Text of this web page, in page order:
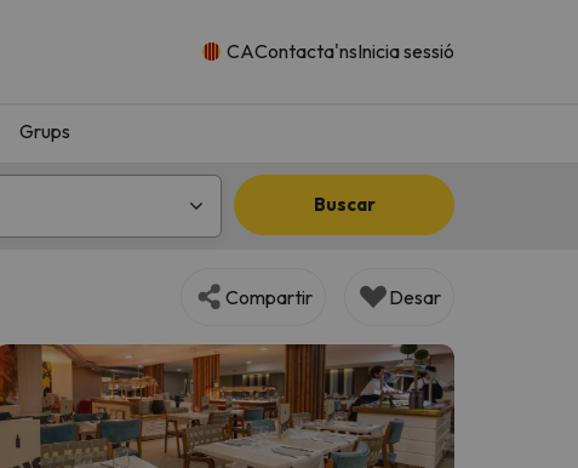
CAContacta'nsInicia sessió
Grups
Buscar
Compartir Desar